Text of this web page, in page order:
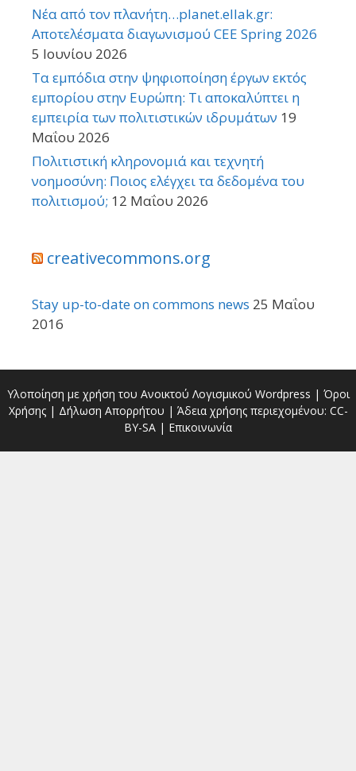
Νέα από τον πλανήτη…planet.ellak.gr:
Αποτελέσματα διαγωνισμού CEE Spring 2026
5 Ιουνίου 2026
Τα εμπόδια στην ψηφιοποίηση έργων εκτός
εμπορίου στην Ευρώπη: Τι αποκαλύπτει η
εμπειρία των πολιτιστικών ιδρυμάτων 19
Μαΐου 2026
Πολιτιστική κληρονομιά και τεχνητή
νοημοσύνη: Ποιος ελέγχει τα δεδομένα του
πολιτισμού; 12 Μαΐου 2026
creativecommons.org
Stay up-to-date on commons news 25 Μαΐου
2016
Υλοποίηση με χρήση του Ανοικτού Λογισμικού Wordpress | Όροι
Χρήσης| Δήλωση Απορρήτου | Άδεια χρήσης περιεχομένου: CC-
BY-SA | Επικοινωνία